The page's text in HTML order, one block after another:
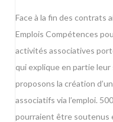
Face à la fin des contrats
Emplois Compétences
activités associatives
qui explique en partie
proposons la création
associatifs via l’emploi.
pourraient être soutenus